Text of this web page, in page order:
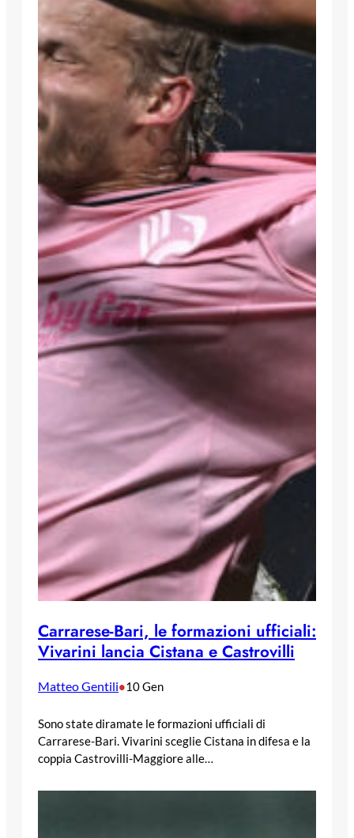
Carrarese-Bari, le formazioni ufficiali:
Vivarini lancia Cistana e Castrovilli
Matteo Gentili•10 Gen
Sono state diramate le formazioni ufficiali di
Carrarese-Bari. Vivarini sceglie Cistana in difesa e la
coppia Castrovilli-Maggiore alle…